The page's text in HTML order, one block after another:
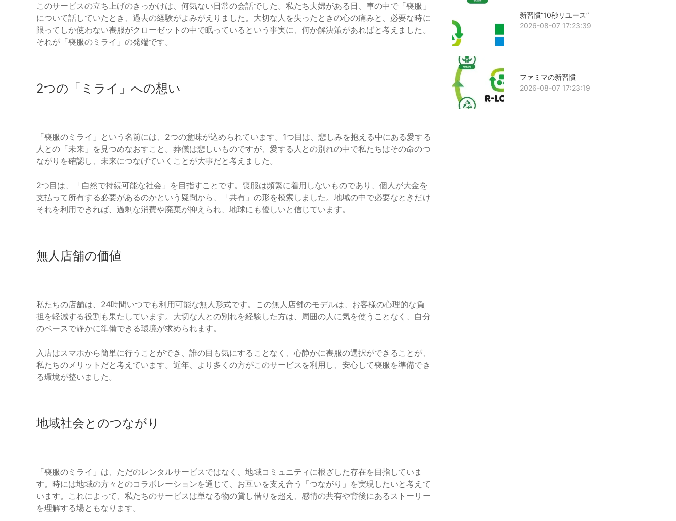
このサービスの立ち上げのきっかけは、何気ない日常の会話でした。私たち夫婦がある日、車の中で「喪服」
について話していたとき、過去の経験がよみがえりました。大切な人を失ったときの心の痛みと、必要な時に
限ってしか使わない喪服がクローゼットの中で眠っているという事実に、何か解決策があればと考えました。
それが「喪服のミライ」の発端です。
2つの「ミライ」への想い
「喪服のミライ」という名前には、2つの意味が込められています。1つ目は、悲しみを抱える中にある愛する
人との「未来」を見つめなおすこと。葬儀は悲しいものですが、愛する人との別れの中で私たちはその命のつ
ながりを確認し、未来につなげていくことが大事だと考えました。
2つ目は、「自然で持続可能な社会」を目指すことです。喪服は頻繁に着用しないものであり、個人が大金を
支払って所有する必要があるのかという疑問から、「共有」の形を模索しました。地域の中で必要なときだけ
それを利用できれば、過剰な消費や廃棄が抑えられ、地球にも優しいと信じています。
無人店舗の価値
私たちの店舗は、24時間いつでも利用可能な無人形式です。この無人店舗のモデルは、お客様の心理的な負
担を軽減する役割も果たしています。大切な人との別れを経験した方は、周囲の人に気を使うことなく、自分
のペースで静かに準備できる環境が求められます。
入店はスマホから簡単に行うことができ、誰の目も気にすることなく、心静かに喪服の選択ができることが、
私たちのメリットだと考えています。近年、より多くの方がこのサービスを利用し、安心して喪服を準備でき
る環境が整いました。
地域社会とのつながり
「喪服のミライ」は、ただのレンタルサービスではなく、地域コミュニティに根ざした存在を目指していま
す。時には地域の方々とのコラボレーションを通じて、お互いを支え合う「つながり」を実現したいと考えて
います。これによって、私たちのサービスは単なる物の貸し借りを超え、感情の共有や背後にあるストーリー
を理解する場ともなります。
新習慣“10秒リユース”
2026-08-07 17:23:39
ファミマの新習慣
2026-08-07 17:23:19